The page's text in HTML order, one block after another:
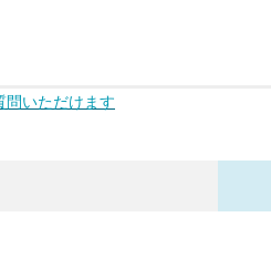
いただけます